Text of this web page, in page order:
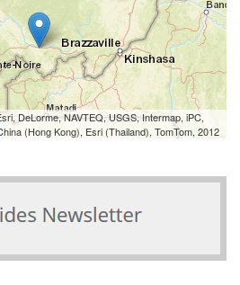
DeLorme, NAVTEQ, USGS, Intermap, iPC,
(Hong Kong), Esri (Thailand), TomTom, 2012